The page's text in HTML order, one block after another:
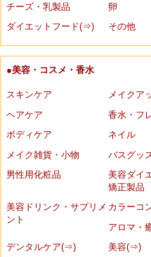
チーズ・乳製品
卵
ダイエットフード(⇒)
その他
●美容・コスメ・香水
スキンケア
メイクア
ヘアケア
香水・フ
ボディケア
ネイル
メイク雑貨・小物
バスグッ
男性用化粧品
美容ダイ
矯正製品
美容ドリンク・サプリメ
ント
カラーコ
アロマ・
デンタルケア(⇒)
美容(⇒)